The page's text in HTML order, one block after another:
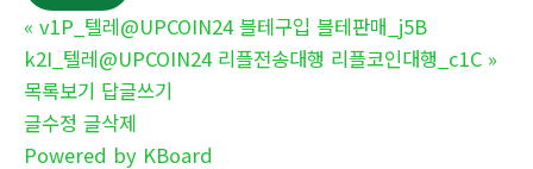
« v1P_텔레@UPCOIN24 블테구입 블테판매_j5B
k2I_텔레@UPCOIN24 리플전송대행 리플코인대행_c1C »
목록보기 답글쓰기
글수정 글삭제
Powered by KBoard